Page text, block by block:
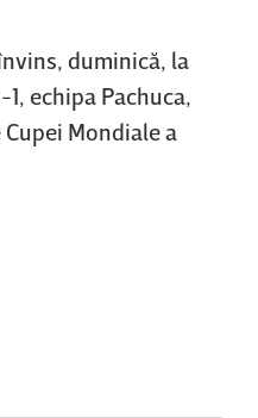
duminică, la
echipa Pachuca,
Mondiale a